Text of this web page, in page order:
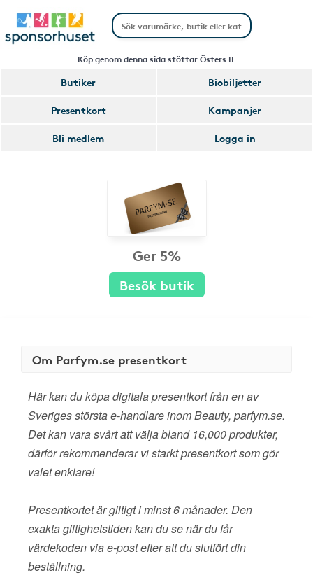
Köp genom denna sida stöttar Östers IF
Butiker
Biobiljetter
Presentkort
Kampanjer
Bli medlem
Logga in
Ger 5%
Besök butik
Om Parfym.se presentkort
Här kan du köpa digitala presentkort från en av
Sveriges största e-handlare inom Beauty, parfym.se.
Det kan vara svårt att välja bland 16,000 produkter,
därför rekommenderar vi starkt presentkort som gör
valet enklare!
Presentkortet är giltigt i minst 6 månader. Den
exakta giltighetstiden kan du se när du får
värdekoden via e-post efter att du slutfört din
beställning.